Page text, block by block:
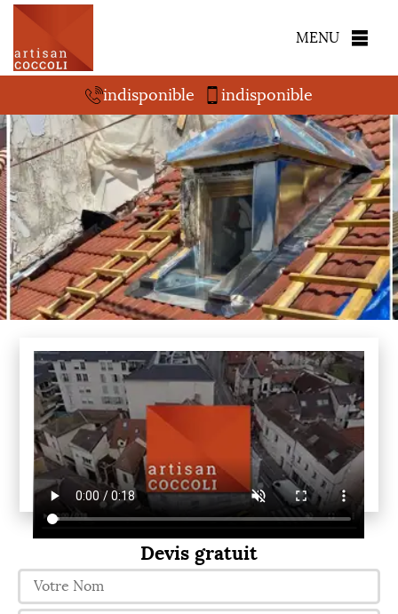
MENU
indisponible indisponible
Devis gratuit